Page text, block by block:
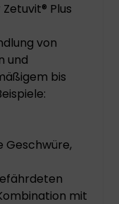
Plus
von
und
bis
Geschwüre,
mit